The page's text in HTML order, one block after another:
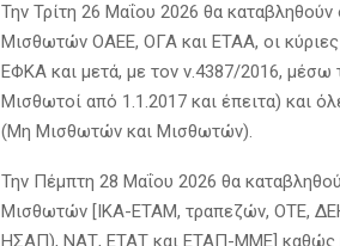
Την Τρίτη 26 Μαΐου 2026 θα
Μισθωτών ΟΑΕΕ, ΟΓΑ και ΕΤΑΑ, οι
ΕΦΚΑ και μετά, με τον ν.4387/2016,
Μισθωτοί από 1.1.2017 και έπειτα) και
(Μη Μισθωτών και Μισθωτών).
Την Πέμπτη 28 Μαΐου 2026 θα
Μισθωτών [ΙΚΑ-ΕΤΑΜ, τραπεζών, ΟΤΕ,
ΗΣΑΠ), ΝΑΤ, ΕΤΑΤ και ΕΤΑΠ-ΜΜΕ] καθώς